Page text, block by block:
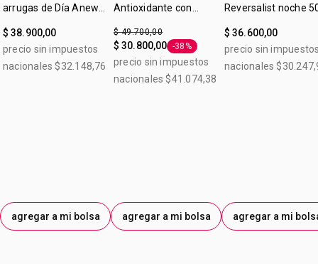
arrugas de Día Anew
$ 38.900,00
precio sin impuestos
nacionales $32.148,76
agregar a mi bolsa
Antioxidante con
$ 49.700,00
$ 30.800,00 Etiqueta -38%
-38%
precio sin impuestos
nacionales $41.074,38
agregar a mi bolsa
Reversalist noche
$ 36.600,00
precio sin
nacionales
agregar a mi